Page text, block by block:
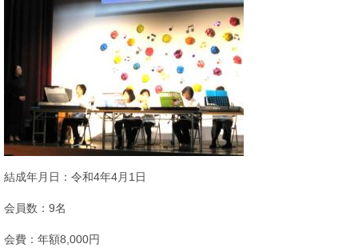
結成年月日：令和4年4月1日
会員数：9名
会費：年額8,000円